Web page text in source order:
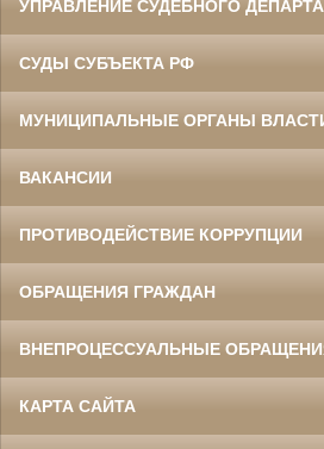
УПРАВЛЕНИЕ СУДЕБНОГО
СУДЫ СУБЪЕКТА РФ
МУНИЦИПАЛЬНЫЕ ОРГАНЫ
ВАКАНСИИ
ПРОТИВОДЕЙСТВИЕ КОРРУПЦИИ
ОБРАЩЕНИЯ ГРАЖДАН
ВНЕПРОЦЕССУАЛЬНЫЕ
КАРТА САЙТА